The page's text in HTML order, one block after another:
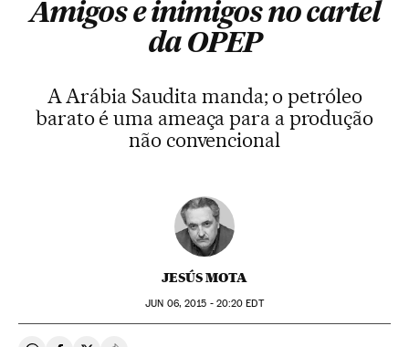
Amigos e inimigos no cartel
da OPEP
A Arábia Saudita manda; o petróleo
barato é uma ameaça para a produção
não convencional
JESÚS MOTA
JUN 06, 2015 - 20:20 EDT